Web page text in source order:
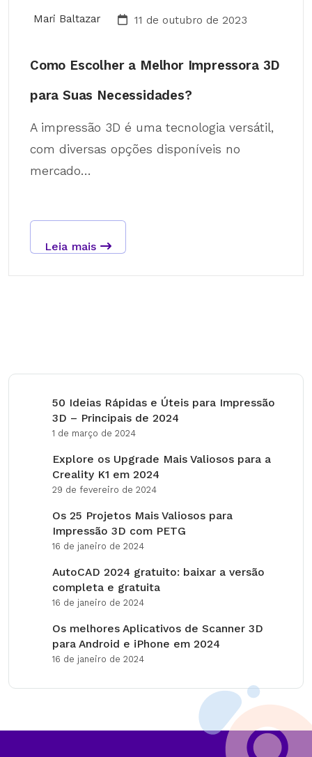
Mari Baltazar 11 de outubro de 2023
Como Escolher a Melhor Impressora 3D
para Suas Necessidades?
A impressão 3D é uma tecnologia versátil,
com diversas opções disponíveis no
mercado...
Leia mais
50 Ideias Rápidas e Úteis para Impressão
3D – Principais de 2024
1 de março de 2024
Explore os Upgrade Mais Valiosos para a
Creality K1 em 2024
29 de fevereiro de 2024
Os 25 Projetos Mais Valiosos para
Impressão 3D com PETG
16 de janeiro de 2024
AutoCAD 2024 gratuito: baixar a versão
completa e gratuita
16 de janeiro de 2024
Os melhores Aplicativos de Scanner 3D
para Android e iPhone em 2024
16 de janeiro de 2024